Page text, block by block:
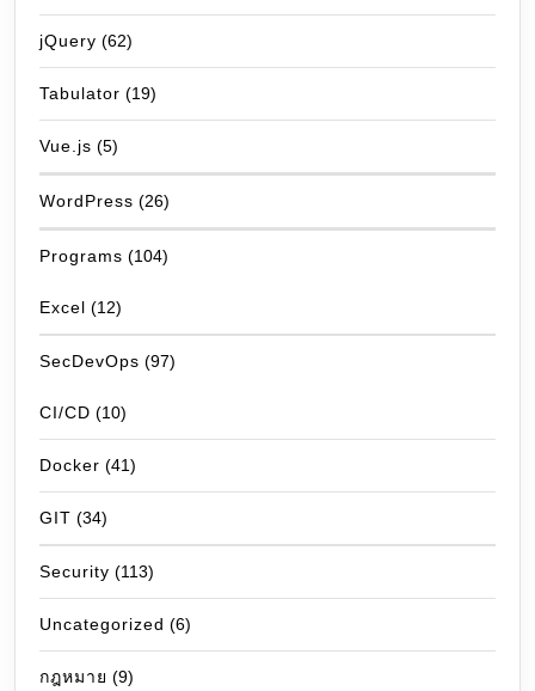
jQuery (62)
Tabulator (19)
Vue.js (5)
WordPress (26)
Programs (104)
Excel (12)
SecDevOps (97)
CI/CD (10)
Docker (41)
GIT (34)
Security (113)
Uncategorized (6)
กฎหมาย (9)